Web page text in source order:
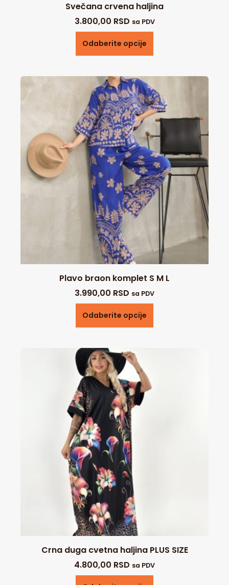
Svečana crvena haljina
3.800,00 RSD sa PDV
Odaberite opcije
Plavo braon komplet S M L
3.990,00 RSD sa PDV
Odaberite opcije
Crna duga cvetna haljina PLUS SIZE
4.800,00 RSD sa PDV